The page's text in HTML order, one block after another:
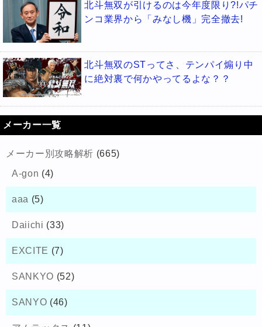
北斗無双が引けるのは今年度限り?!パチ
ンコ業界から「みなし機」完全撤去!
北斗無双のSTってさ、テンパイ煽り中
に絶対裏で何かやってるよな？？
メーカー一覧
メーカー別攻略解析 (665)
A-gon (4)
aaa (5)
Daiichi (33)
EXCITE (7)
SANKYO (52)
SANYO (46)